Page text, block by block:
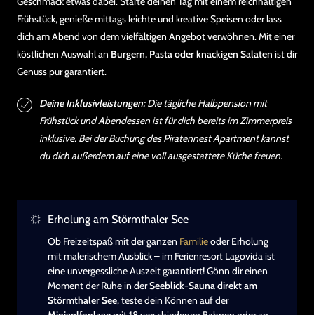
Frühstück, genieße mittags leichte und kreative Speisen oder lass
dich am Abend von dem vielfältigen Angebot verwöhnen. Mit einer
köstlichen Auswahl an Burgern, Pasta oder knackigen Salaten ist dir
Genuss pur garantiert.
Deine Inklusivleistungen:Die tägliche Halbpension mit
Frühstück und Abendessen ist für dich bereits im Zimmerpreis
inklusive. Bei der Buchung des Piratennest Apartment kannst
du dich außerdem auf eine voll ausgestattete Küche freuen.
Erholung am Störmthaler See
Ob Freizeitspaß mit der ganzen Familieoder Erholung
mit malerischem Ausblick – im Ferienresort Lagovida ist
eine unvergessliche Auszeit garantiert! Gönn dir einen
Moment der Ruhe in derSeeblick-Sauna direkt am
Störmthaler See, teste dein Können auf der